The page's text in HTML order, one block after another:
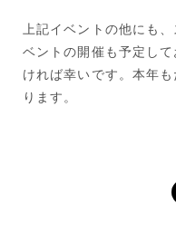
上記イベントの他にも
ベントの開催も予定し
ければ幸いです。本年
ります。